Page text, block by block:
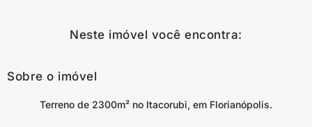
Neste imóvel você encontra:
Sobre o imóvel
Terreno de 2300m² no Itacorubi, em Florianópolis.